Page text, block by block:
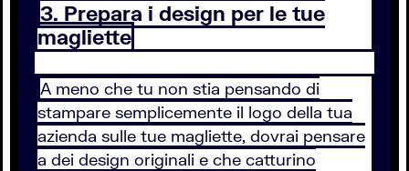
3. Prepara i design per le tue
magliette
A meno che tu non stia pensando di
stampare semplicemente il logo della tua
azienda sulle tue magliette, dovrai pensare
a dei design originali e che catturino